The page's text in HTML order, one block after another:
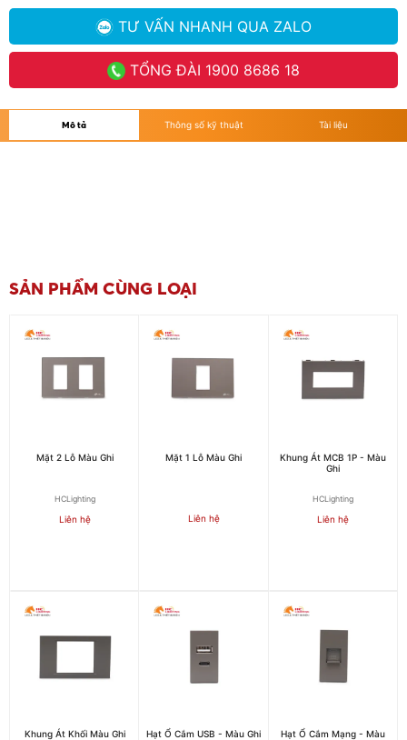
TƯ VẤN NHANH QUA ZALO
TỔNG ĐÀI 1900 8686 18
Mô tả Thông số kỹ thuật Tài liệu
SẢN PHẨM CÙNG LOẠI
Mặt 2 Lỗ Màu Ghi
HCLighting
Liên hệ
Mặt 1 Lỗ Màu Ghi
Liên hệ
Khung Át MCB 1P - Màu
Ghi
HCLighting
Liên hệ
Khung Át Khối Màu Ghi Hạt Ổ Cắm USB - Màu Ghi
Hạt Ổ Cắm Mạng - Màu